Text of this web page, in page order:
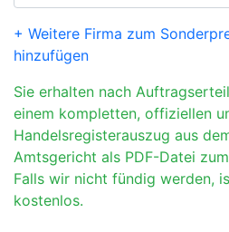
+ Weitere Firma zum
hinzufügen
Sie erhalten nach
einem kompletten, offiziellen
Handelsregisterauszug aus
Amtsgericht als PDF-Datei
Falls wir nicht fündig werden,
kostenlos.